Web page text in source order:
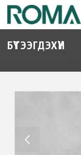
БҮТЭЭГДЭХҮҮН